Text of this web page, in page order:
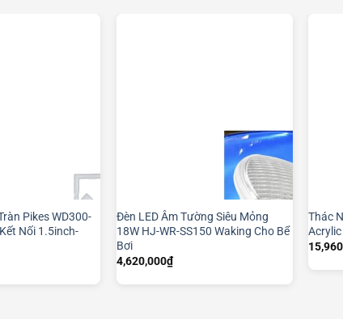
Pikes WD300-
Nối 1.5inch-
Đèn LED Âm Tường Siêu Mỏng
18W HJ-WR-SS150 Waking Cho Bể
Bơi
4,620,000₫
Thác